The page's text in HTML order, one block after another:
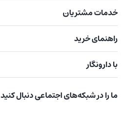
خدمات مشتریان
راهنمای خرید
با دارونگار
ما را در شبکه‌های اجتماعی دنبال کنید